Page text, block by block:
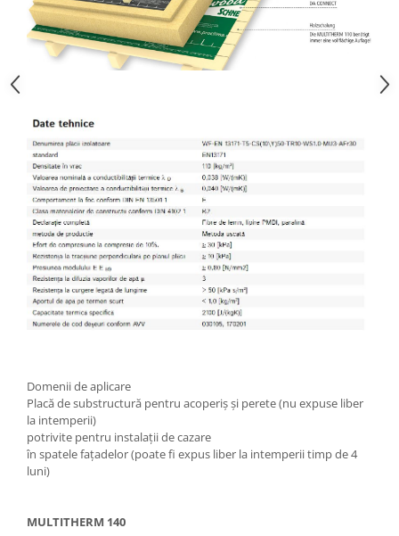
Domenii de aplicare
Placă de substructură pentru acoperiș și perete (nu expuse liber
la intemperii)
potrivite pentru instalații de cazare
în spatele fațadelor (poate fi expus liber la intemperii timp de 4
luni)
MULTITHERM 140